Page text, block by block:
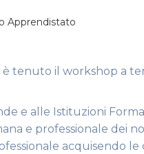
Apprendistato
è tenuto il workshop a
e alle Istituzioni
e professionale dei
acquisendo